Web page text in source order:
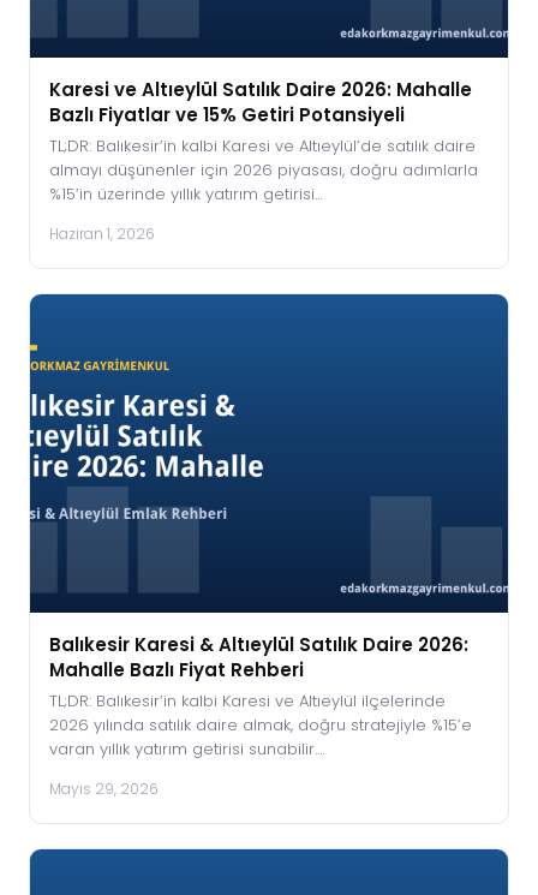
Karesi ve Altıeylül Satılık Daire 2026: Mahalle
Bazlı Fiyatlar ve 15% Getiri Potansiyeli
TL;DR: Balıkesir’in kalbi Karesi ve Altıeylül’de satılık daire
almayı düşünenler için 2026 piyasası, doğru adımlarla
%15’in üzerinde yıllık yatırım getirisi…
Haziran 1, 2026
Balıkesir Karesi & Altıeylül Satılık Daire 2026:
Mahalle Bazlı Fiyat Rehberi
TL;DR: Balıkesir’in kalbi Karesi ve Altıeylül ilçelerinde
2026 yılında satılık daire almak, doğru stratejiyle %15’e
varan yıllık yatırım getirisi sunabilir.…
Mayıs 29, 2026